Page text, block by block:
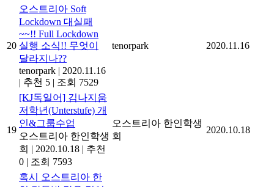
20
오스트리아 Soft
Lockdown 대실패
~~!! Full Lockdown
실행 소식!! 무엇이
달라지나??
tenorpark | 2020.11.16
| 추천 5 | 조회 7529
tenorpark 2020.11.16
19
[KJ독일어] 김나지움
저학년(Unterstufe) 개
인&그룹수업
오스트리아 한인학생
회 | 2020.10.18 | 추천
0 | 조회 7593
오스트리아 한인학생
회
2020.10.18
혹시 오스트리아 한